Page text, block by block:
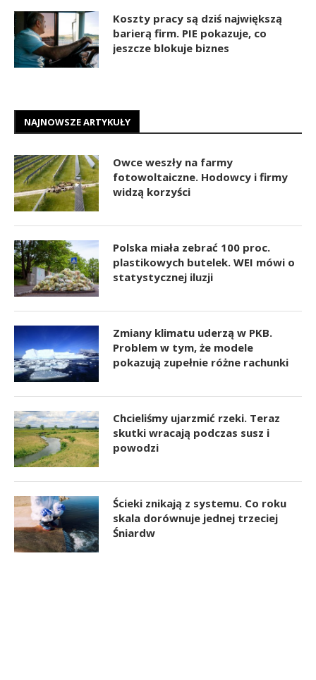
Koszty pracy są dziś największą
barierą firm. PIE pokazuje, co
jeszcze blokuje biznes
NAJNOWSZE ARTYKUŁY
Owce weszły na farmy
fotowoltaiczne. Hodowcy i firmy
widzą korzyści
Polska miała zebrać 100 proc.
plastikowych butelek. WEI mówi o
statystycznej iluzji
Zmiany klimatu uderzą w PKB.
Problem w tym, że modele
pokazują zupełnie różne rachunki
Chcieliśmy ujarzmić rzeki. Teraz
skutki wracają podczas susz i
powodzi
Ścieki znikają z systemu. Co roku
skala dorównuje jednej trzeciej
Śniardw